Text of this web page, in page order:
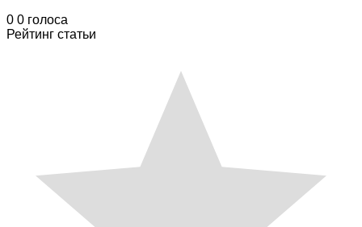
0 0 голоса
Рейтинг статьи